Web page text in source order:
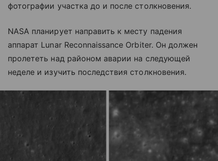
фотографии участка до и после столкновения.
NASA планирует направить к месту падения
аппарат Lunar Reconnaissance Orbiter. Он должен
пролететь над районом аварии на следующей
неделе и изучить последствия столкновения.